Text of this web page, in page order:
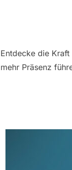
Entdecke die
mehr Präsenz